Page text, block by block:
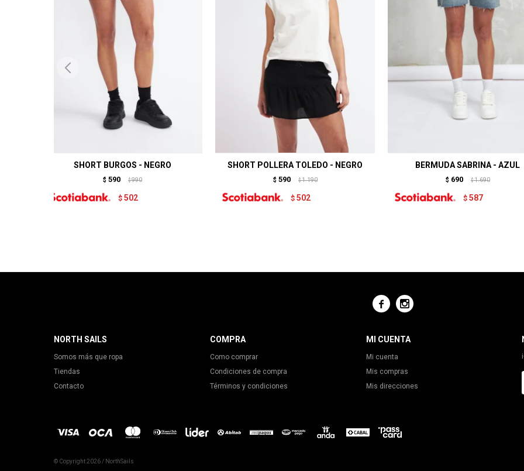
SHORT BURGOS - NEGRO
$ 590 $ 990
$ 502
SHORT POLLERA TOLEDO - NEGRO
$ 590 $ 1.190
$ 502
BERMUDA SABRINA - AZUL
$ 690 $ 1.690
$ 587
 
NORTH SAILS
Somos más que ropa
Tiendas
Contacto
COMPRA
Como comprar
Condiciones de compra
Términos y condiciones
MI CUENTA
Mi cuenta
Mis compras
Mis direcciones
© Copyright 2026 / NorthSails